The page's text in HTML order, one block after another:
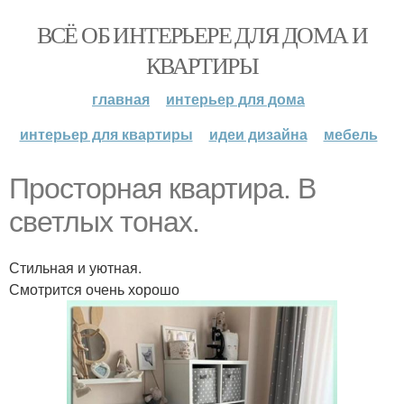
ВСЁ ОБ ИНТЕРЬЕРЕ ДЛЯ ДОМА И
КВАРТИРЫ
главная
интерьер для дома
интерьер для квартиры
идеи дизайна мебель
Просторная квартира. В
светлых тонах.
Стильная и уютная.
Смотрится очень хорошо